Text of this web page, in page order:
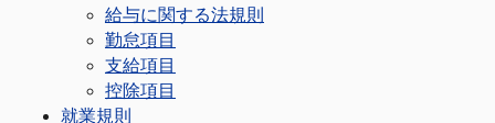
給与に関する法規則
勤怠項目
支給項目
控除項目
就業規則